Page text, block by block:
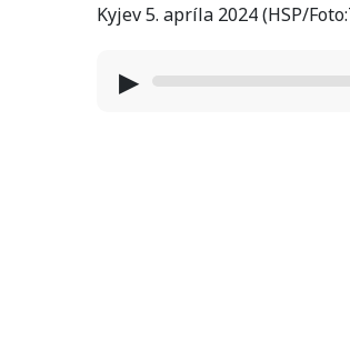
Kyjev 5. apríla 2024 (HSP/
▶